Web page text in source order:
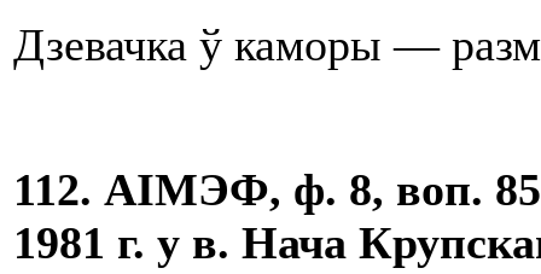
Дзевачка ў каморы —
112. АІМЭФ, ф. 8, воп.
1981 г. у в. Нача